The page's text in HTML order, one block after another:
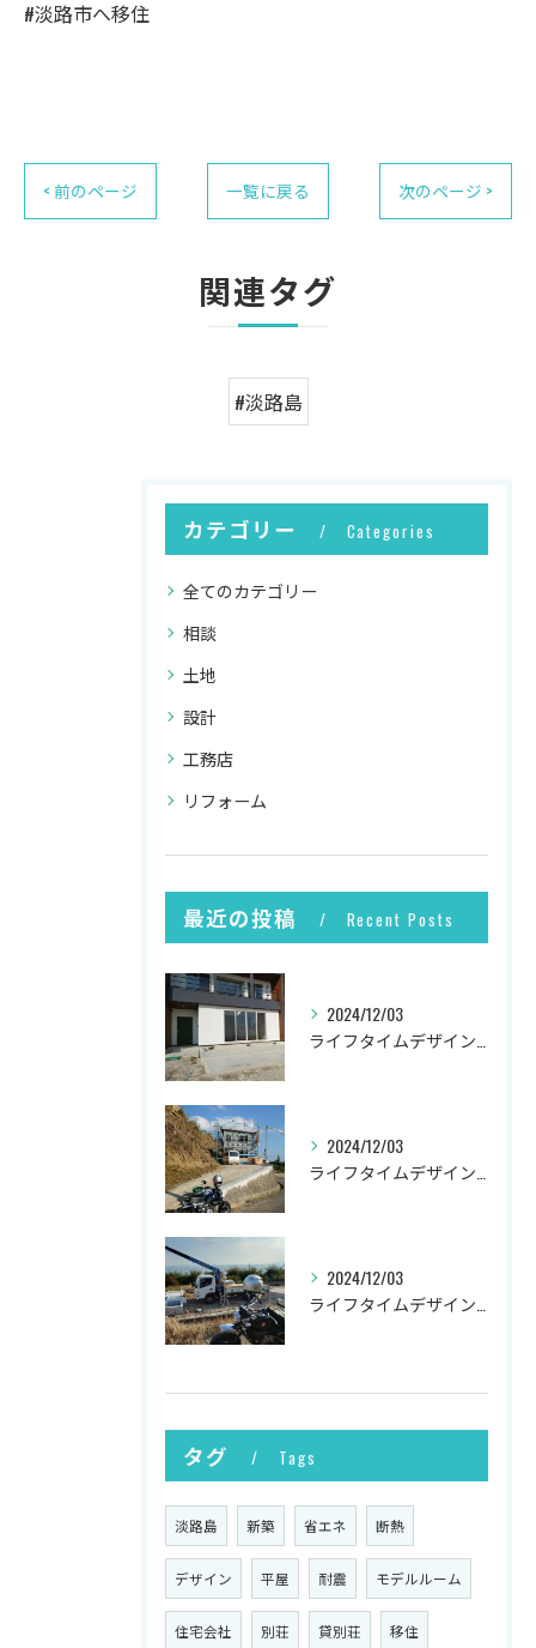
#淡路市へ移住
< 前のページ 一覧に戻る 次のページ >
関連タグ
#淡路島
カテゴリー Categories
全てのカテゴリー
相談
土地
設計
工務店
リフォーム
最近の投稿 Recent Posts
2024/12/03
2024/12/03
2024/12/03
タグ Tags
淡路島 新築 省エネ 断熱
デザイン 平屋 耐震 モデルルーム
住宅会社 別荘 貸別荘 移住